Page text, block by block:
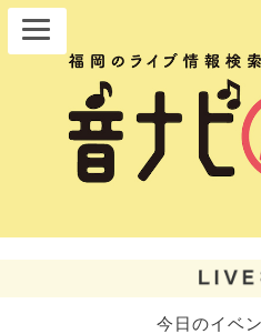
今日のイベ